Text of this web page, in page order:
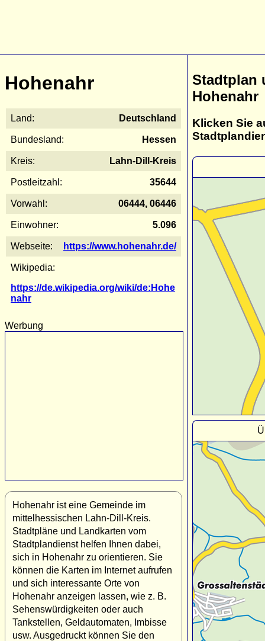
Hohenahr
Land: Deutschland
Bundesland: Hessen
Kreis: Lahn-Dill-Kreis
Postleitzahl: 35644
Vorwahl: 06444, 06446
Einwohner: 5.096
Webseite: https://www.hohenahr.de/
Wikipedia:
https://de.wikipedia.org/wiki/de:Hohe
nahr
Werbung
Hohenahr ist eine Gemeinde im
mittelhessischen Lahn-Dill-Kreis.
Stadtpläne und Landkarten vom
Stadtplandienst helfen Ihnen dabei,
sich in Hohenahr zu orientieren. Sie
können die Karten im Internet aufrufen
und sich interessante Orte von
Hohenahr anzeigen lassen, wie z. B.
Sehenswürdigkeiten oder auch
Tankstellen, Geldautomaten, Imbisse
usw. Ausgedruckt können Sie den
Stadtplan
Hohenahr
Klicken Sie